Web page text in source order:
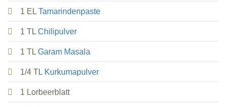
1 EL Tamarindenpaste
1 TL Chilipulver
1 TL Garam Masala
1/4 TL Kurkumapulver
1 Lorbeerblatt